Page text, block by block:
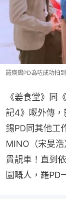
羅䁐錫PD為咗成功拍
《姜食堂》同
記4》嘅外傳
錫PD同其他工
MINO（宋旻
貴靚車！直到
圜嘅人，羅PD